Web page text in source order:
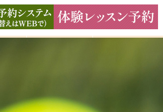
ー アクセス よくある質問